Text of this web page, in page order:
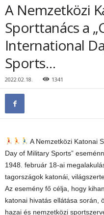
A Nemzetközi
Sporttanács a
International
Sports…
2022.02.18. 1341
A Nemzetközi Katonai
Day of Military Sports”
1948. február 18-ai
tagországok katonái,
Az esemény fő célja, hogy
katonai hivatás ellátása során,
hazai és nemzetközi